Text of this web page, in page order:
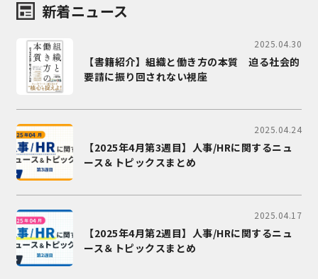
新着ニュース
2025.04.30
【書籍紹介】組織と働き方の本質 迫る社会的
要請に振り回されない視座
2025.04.24
【2025年4月第3週目】人事/HRに関するニュ
ース＆トピックスまとめ
2025.04.17
【2025年4月第2週目】人事/HRに関するニュ
ース＆トピックスまとめ